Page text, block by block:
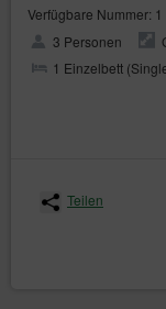
Verfügbare Nummer: 1
3 Personen
1 Einzelbett
Teilen